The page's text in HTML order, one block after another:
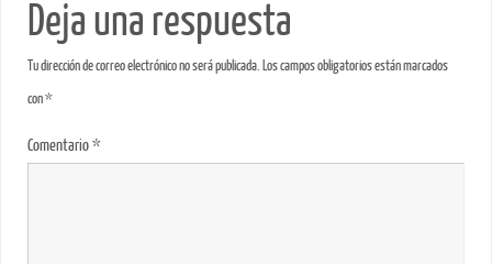
Deja una respuesta
Tu dirección de correo electrónico no será publicada. Los campos obligatorios están marcados
con*
Comentario*